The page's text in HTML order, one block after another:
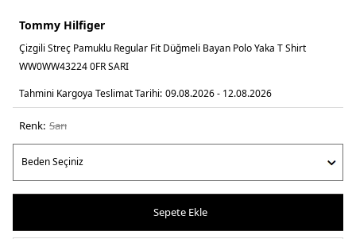
Tommy Hilfiger
Çizgili Streç Pamuklu Regular Fit Düğmeli Bayan Polo Yaka T Shirt
WW0WW43224 0FR SARI
Tahmini Kargoya Teslimat Tarihi: 09.08.2026 - 12.08.2026
Renk: sari
Sepete Ekle